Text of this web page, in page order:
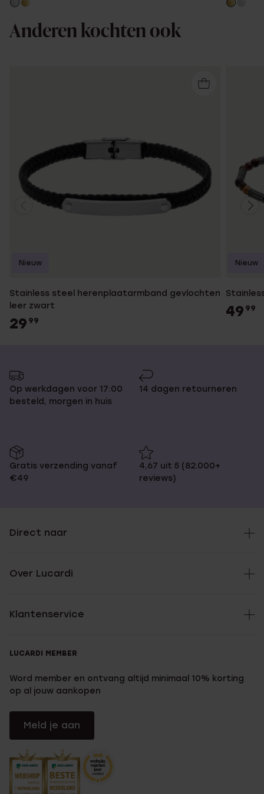
Anderen kochten ook
Stainless steel herenplaatarmband gevlochten
leer zwart
29 99
Nieuw
49 99
Nieuw
Op werkdagen voor 17:00
besteld, morgen in huis
14 dagen retourneren
Gratis verzending vanaf
€49
4,67 uit 5 (82.000+
reviews)
Direct naar
Over Lucardi
Klantenservice
LUCARDI MEMBER
Word member en ontvang altijd minimaal 10% korting
op al jouw aankopen
Meld je aan